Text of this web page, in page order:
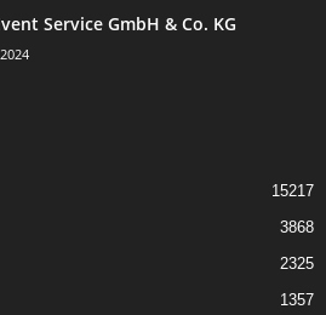
Service GmbH & Co. KG
15217
3868
2325
1357